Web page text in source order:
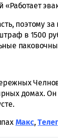
поэтому
в 1500
домах.
Макс,